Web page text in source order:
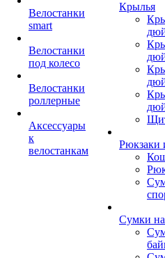
Велостанки
smart
Велостанки
под колесо
Велостанки
роллерные
Аксессуары
к
велостанкам
Крылья
Рюкзаки
Сумки